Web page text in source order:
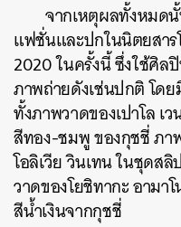
จากเหตุผลทั้งหมด
แฟชั่นและปกในนิตยสา
2020 ในครั้งนี้ ซึ่งใช้ศิล
ภาพถ่ายดังเช่นปกติ โด
ทั้งภาพวาดของเปาโล เ
สีทอง-ชมพู ของกุชชี่ ภา
โอลิเวีย วินเทน ในชุดส
วาดของโยชิทากะ อาม
สีน้ำเงินจากกุชชี่